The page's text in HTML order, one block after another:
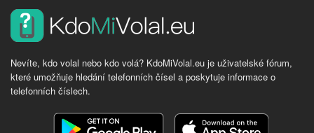
Nevíte, kdo volal nebo kdo volá? KdoMiVolal.eu je uživatelské fórum,
které umožňuje hledání telefonních čísel a poskytuje informace o
telefonních číslech.